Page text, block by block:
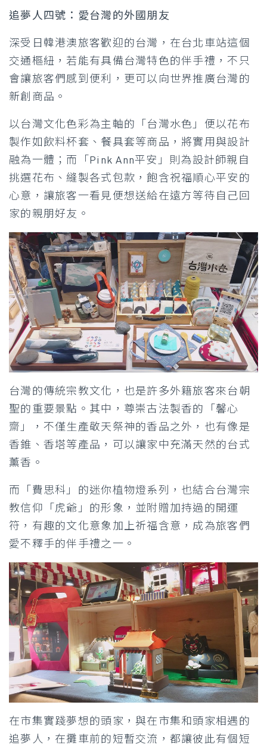
追夢人四號：愛台灣的外國朋友
深受日韓港澳旅客歡迎的台灣，在台北車站這個
交通樞紐，若能有具備台灣特色的伴手禮，不只
會讓旅客們感到便利，更可以向世界推廣台灣的
新創商品。
以台灣文化色彩為主軸的「台灣水色」便以花布
製作如飲料杯套、餐具套等商品，將實用與設計
融為一體；而「Pink Ann平安」則為設計師親自
挑選花布、縫製各式包款，飽含祝福順心平安的
心意，讓旅客一看見便想送給在遠方等待自己回
家的親朋好友。
台灣的傳統宗教文化，也是許多外籍旅客來台朝
聖的重要景點。其中，尊崇古法製香的「馨心
齋」，不僅生產敬天祭神的香品之外，也有像是
香錐、香塔等產品，可以讓家中充滿天然的台式
薰香。
而「費思科」的迷你植物燈系列，也結合台灣宗
教信仰「虎爺」的形象，並附贈加持過的開運
符，有趣的文化意象加上祈福含意，成為旅客們
愛不釋手的伴手禮之一。
在市集實踐夢想的頭家，與在市集和頭家相遇的
追夢人，在攤車前的短暫交流，都讓彼此有個短